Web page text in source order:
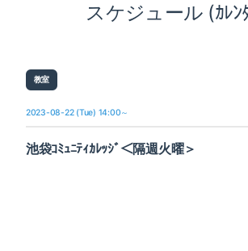
スケジュール (ｶﾚﾝ
教室
2023-08-22 (Tue) 14:00～
池袋ｺﾐｭﾆﾃｨｶﾚｯｼﾞ＜隔週火曜＞